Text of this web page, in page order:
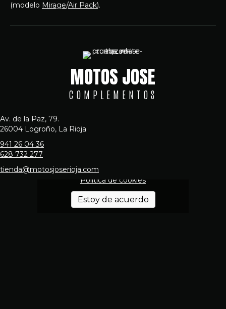
(modelo Mirage/Air Pack).
MOTOS JOSE
COMPLEMENTOS
Av. de la Paz, 79.
26004 Logroño, La Rioja
941 26 04 36
628 732 277
tienda@motosjoserioja.comactivar Google maps
Política de cookies
Estoy de acuerdo